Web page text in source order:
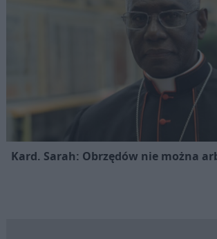
Kard. Sarah: Obrzędów nie można